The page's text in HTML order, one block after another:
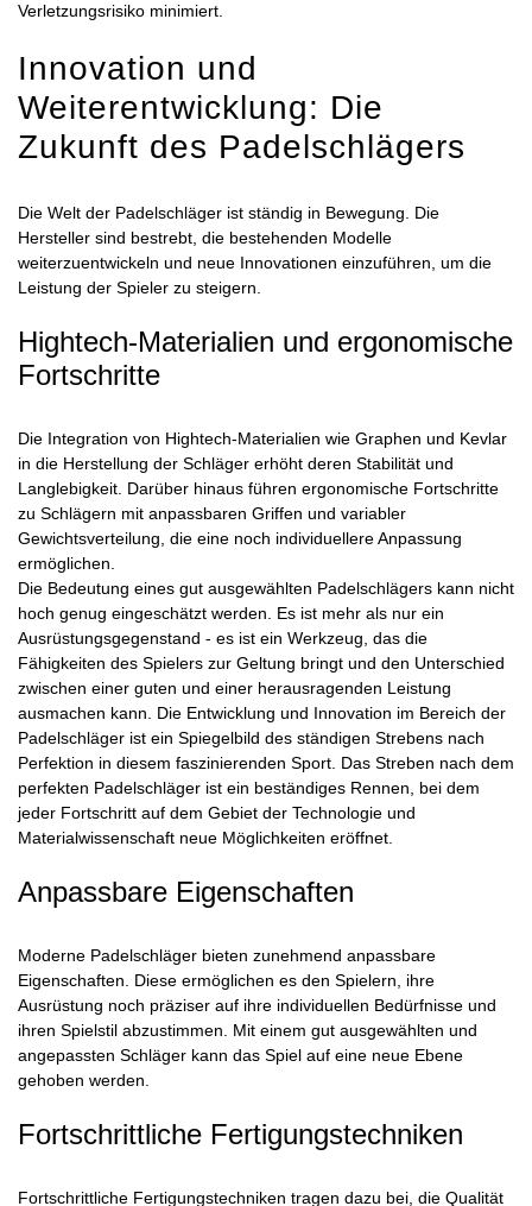
Verletzungsrisiko minimiert.
Innovation und
Weiterentwicklung: Die
Zukunft des Padelschlägers
Die Welt der Padelschläger ist ständig in Bewegung. Die
Hersteller sind bestrebt, die bestehenden Modelle
weiterzuentwickeln und neue Innovationen einzuführen, um die
Leistung der Spieler zu steigern.
Hightech-Materialien und ergonomische
Fortschritte
Die Integration von Hightech-Materialien wie Graphen und Kevlar
in die Herstellung der Schläger erhöht deren Stabilität und
Langlebigkeit. Darüber hinaus führen ergonomische Fortschritte
zu Schlägern mit anpassbaren Griffen und variabler
Gewichtsverteilung, die eine noch individuellere Anpassung
ermöglichen.
Die Bedeutung eines gut ausgewählten Padelschlägers kann nicht
hoch genug eingeschätzt werden. Es ist mehr als nur ein
Ausrüstungsgegenstand - es ist ein Werkzeug, das die
Fähigkeiten des Spielers zur Geltung bringt und den Unterschied
zwischen einer guten und einer herausragenden Leistung
ausmachen kann. Die Entwicklung und Innovation im Bereich der
Padelschläger ist ein Spiegelbild des ständigen Strebens nach
Perfektion in diesem faszinierenden Sport. Das Streben nach dem
perfekten Padelschläger ist ein beständiges Rennen, bei dem
jeder Fortschritt auf dem Gebiet der Technologie und
Materialwissenschaft neue Möglichkeiten eröffnet.
Anpassbare Eigenschaften
Moderne Padelschläger bieten zunehmend anpassbare
Eigenschaften. Diese ermöglichen es den Spielern, ihre
Ausrüstung noch präziser auf ihre individuellen Bedürfnisse und
ihren Spielstil abzustimmen. Mit einem gut ausgewählten und
angepassten Schläger kann das Spiel auf eine neue Ebene
gehoben werden.
Fortschrittliche Fertigungstechniken
Fortschrittliche Fertigungstechniken tragen dazu bei, die Qualität